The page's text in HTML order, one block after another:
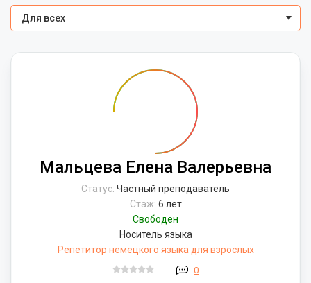
Для всех
Мальцева Елена Валерьевна
Статус: Частный преподаватель
Стаж: 6 лет
Свободен
Носитель языка
Репетитор немецкого языка для взрослых
0